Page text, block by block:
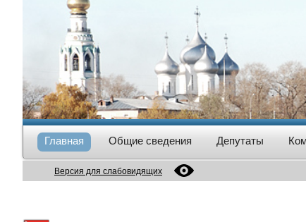
Главная Общие сведения Депутаты
Версия для слабовидящих